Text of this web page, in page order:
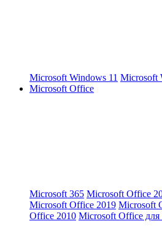
Microsoft Windows 11 Microsoft
Microsoft Office
Microsoft 365 Microsoft Office
Microsoft Office 2019 Microsoft
Office 2010 Microsoft Office для